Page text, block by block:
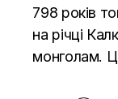
798 років
на річці
монголам.